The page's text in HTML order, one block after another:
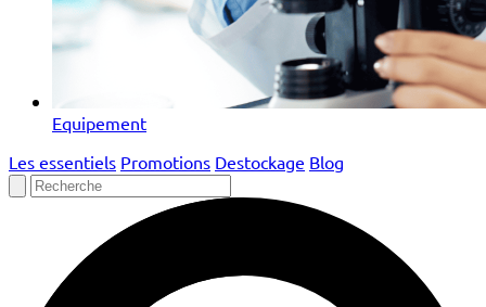
Equipement
Les essentiels Promotions Destockage Blog